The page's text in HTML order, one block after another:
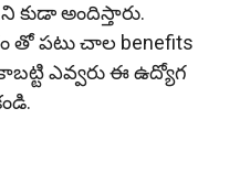
కుడా అందిస్తారు.
తో పటు చాల benefits
ఎవ్వరు ఈ ఉద్యోగ